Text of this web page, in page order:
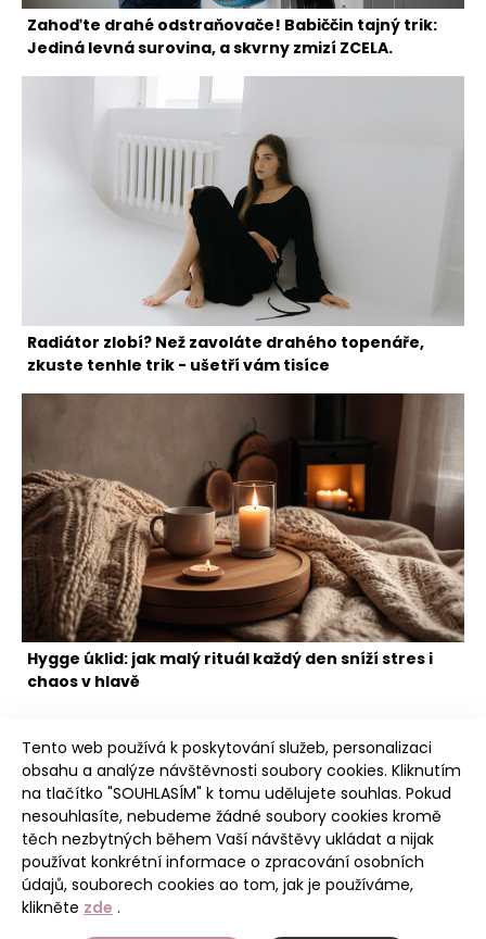
Zahoďte drahé odstraňovače! Babiččin tajný trik:
Jediná levná surovina, a skvrny zmizí ZCELA.
Radiátor zlobí? Než zavoláte drahého topenáře,
zkuste tenhle trik - ušetří vám tisíce
Hygge úklid: jak malý rituál každý den sníží stres i
chaos v hlavě
Poudree
Úvod
Tento web používá k poskytování služeb, personalizaci
obsahu a analýze návštěvnosti soubory cookies. Kliknutím
na tlačítko "SOUHLASÍM" k tomu udělujete souhlas. Pokud
nesouhlasíte, nebudeme žádné soubory cookies kromě
těch nezbytných během Vaší návštěvy ukládat a nijak
používat konkrétní informace o zpracování osobních
údajů, souborech cookies ao tom, jak je používáme,
klikněte zde .